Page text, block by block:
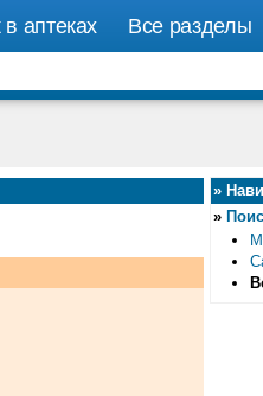
в аптеках
Все разделы
»
»